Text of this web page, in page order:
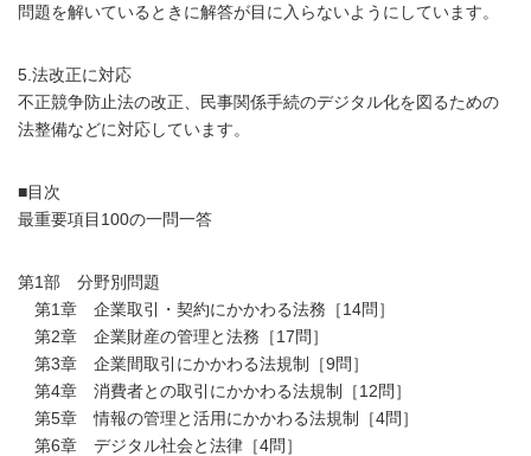
問題を解いているときに解答が目に入らないようにしています。
5.法改正に対応
不正競争防止法の改正、民事関係手続のデジタル化を図るための
法整備などに対応しています。
■目次
最重要項目100の一問一答
第1部 分野別問題
第1章 企業取引・契約にかかわる法務［14問］
第2章 企業財産の管理と法務［17問］
第3章 企業間取引にかかわる法規制［9問］
第4章 消費者との取引にかかわる法規制［12問］
第5章 情報の管理と活用にかかわる法規制［4問］
第6章 デジタル社会と法律［4問］